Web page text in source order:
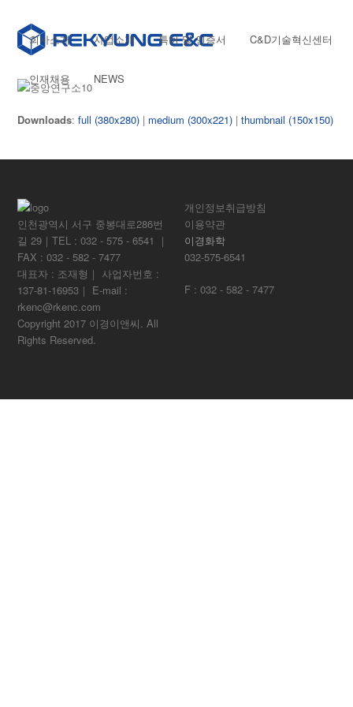
회사소개 사업소개 특허 및 인증서 C&D기술혁신센터
인재채용 NEWS
Downloads:full (380x280) | medium (300x221) |thumbnail (150x150)
인천광역시 서구 중봉대로286번
길 29｜TEL : 032 - 575 - 6541 ｜
FAX : 032 - 582 - 7477
대표자 : 조재형｜ 사업자번호 :
137-81-16953｜ E-mail :
rkenc@rkenc.com
Copyright 2017 이경이앤씨. All
Rights Reserved.
개인정보취급방침
이용약관
이경화학
032-575-6541
F : 032 - 582 - 7477